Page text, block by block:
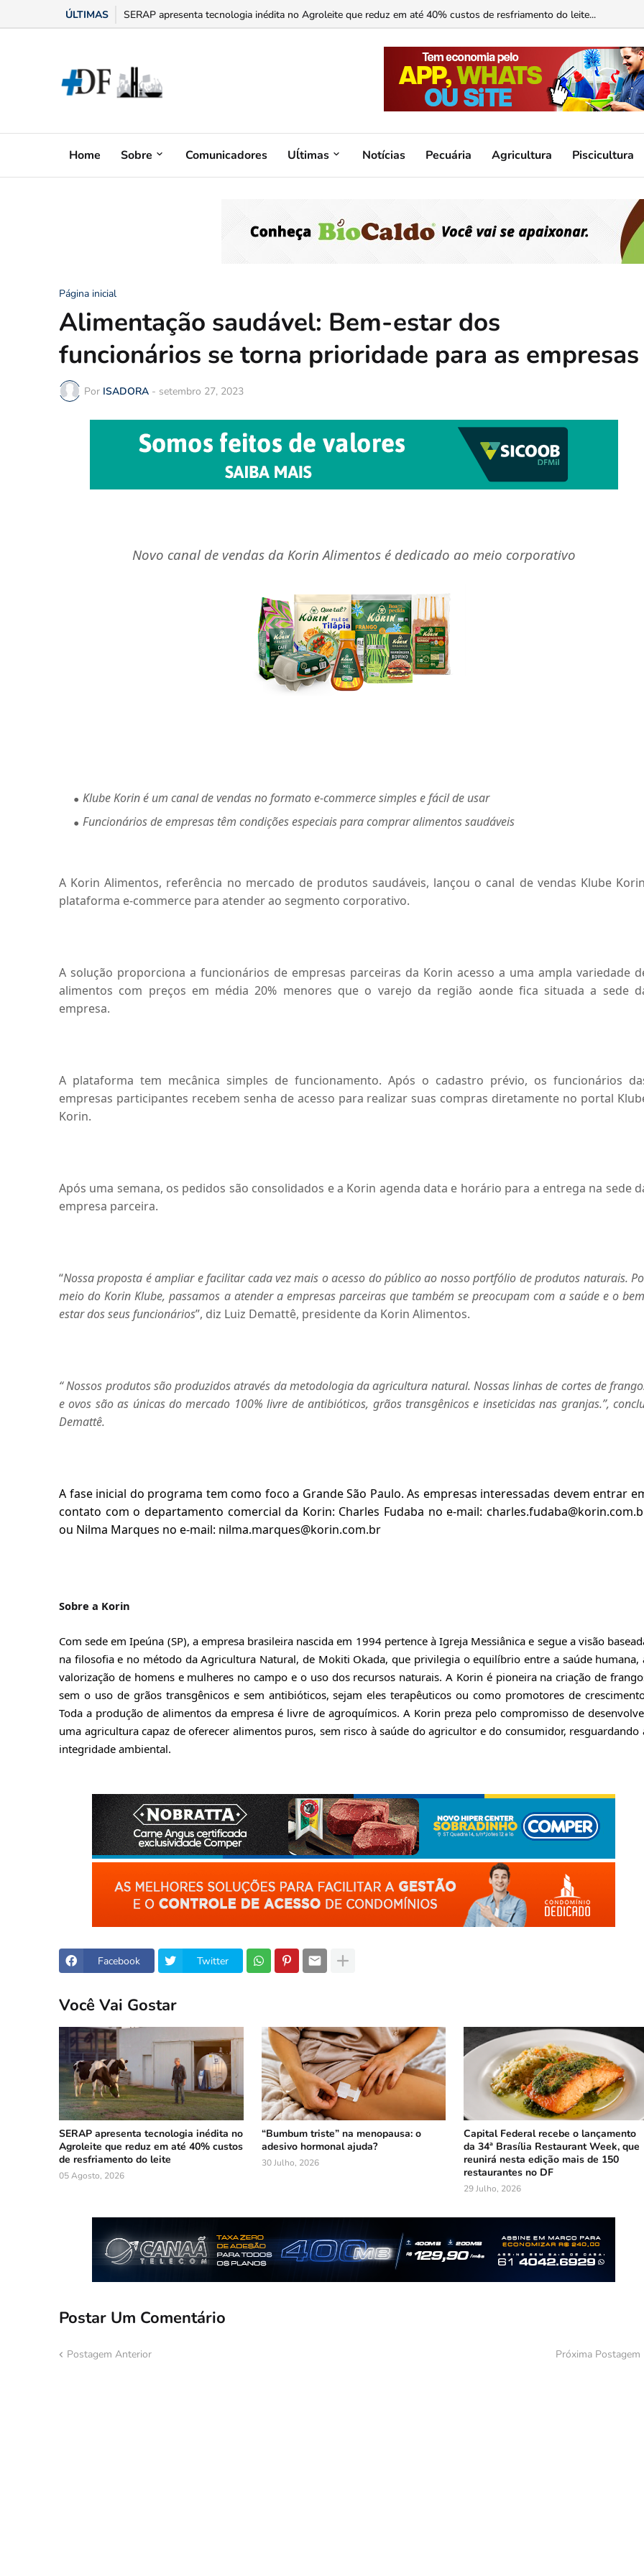
ÚLTIMAS “Bumbum triste” na menopausa: o adesivo hormonal ajuda?...
Home Sobre Comunicadores Uĺtimas Notícias Pecuária Agricultura Piscicultura
Página inicial
Alimentação saudável: Bem-estar dos
funcionários se torna prioridade para as empresas
Por ISADORA - setembro 27, 2023
Novo canal de vendas da Korin Alimentos é dedicado ao meio corporativo
Klube Korin é um canal de vendas no formato e-commerce simples e fácil de usar
Funcionários de empresas têm condições especiais para comprar alimentos saudáveis
A Korin Alimentos, referência no mercado de produtos saudáveis, lançou o canal de vendas Klube
plataforma e-commerce para atender ao segmento corporativo.
A solução proporciona a funcionários de empresas parceiras da Korin acesso a uma ampla variedade
alimentos com preços em média 20% menores que o varejo da região aonde fica situada a sede
empresa.
A plataforma tem mecânica simples de funcionamento. Após o cadastro prévio, os funcionários
empresas participantes recebem senha de acesso para realizar suas compras diretamente no portal
Korin.
Após uma semana, os pedidos são consolidados e a Korin agenda data e horário para a entrega na sede
empresa parceira.
“Nossa proposta é ampliar e facilitar cada vez mais o acesso do público ao nosso portfólio de produtos naturais.
meio do Korin Klube, passamos a atender a empresas parceiras que também se preocupam com a saúde e o
estar dos seus funcionários”, diz Luiz Demattê, presidente da Korin Alimentos.
“ Nossos produtos são produzidos através da metodologia da agricultura natural. Nossas linhas de cortes de
e ovos são as únicas do mercado 100% livre de antibióticos, grãos transgênicos e inseticidas nas granjas.”,
Demattê.
A fase inicial do programa tem como foco a Grande São Paulo. As empresas interessadas devem entrar
contato com o departamento comercial da Korin: Charles Fudaba no e-mail:
ou Nilma Marques no e-mail: nilma.marques@korin.com.br
Sobre a Korin
Com sede em Ipeúna (SP), a empresa brasileira nascida em 1994 pertence à Igreja Messiânica e segue a visão
na filosofia e no método da Agricultura Natural, de Mokiti Okada, que privilegia o equilíbrio entre a saúde humana,
valorização de homens e mulheres no campo e o uso dos recursos naturais. A Korin é pioneira na criação de
sem o uso de grãos transgênicos e sem antibióticos, sejam eles terapêuticos ou como promotores de
Toda a produção de alimentos da empresa é livre de agroquímicos. A Korin preza pelo compromisso de
uma agricultura capaz de oferecer alimentos puros, sem risco à saúde do agricultor e do consumidor, resguardando
integridade ambiental.
Facebook Twitter
Você Vai Gostar
SERAP apresenta tecnologia inédita no
Agroleite que reduz em até 40% custos
de resfriamento do leite
05 Agosto, 2026
“Bumbum triste” na menopausa: o
adesivo hormonal ajuda?
30 Julho, 2026
Capital Federal recebe o lançamento
da 34ª Brasília Restaurant Week, que
reunirá nesta edição mais de 150
restaurantes no DF
29 Julho, 2026
Postar Um Comentário
Postagem Anterior Próxima Postagem